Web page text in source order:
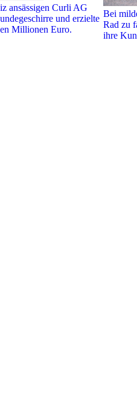
ansässigen Curli AG
und erzielte
Millionen Euro.
Bei
Rad zu
ihre